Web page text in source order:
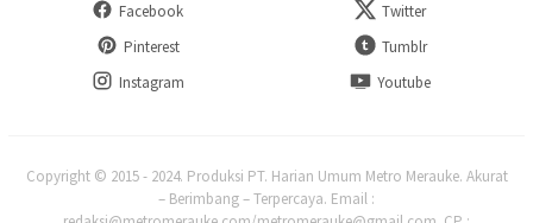
Facebook
Twitter
Pinterest
Tumblr
Instagram
Youtube
Copyright © 2015 - 2024. Produksi PT. Harian Umum Metro Merauke. Akurat
– Berimbang – Terpercaya. Email :